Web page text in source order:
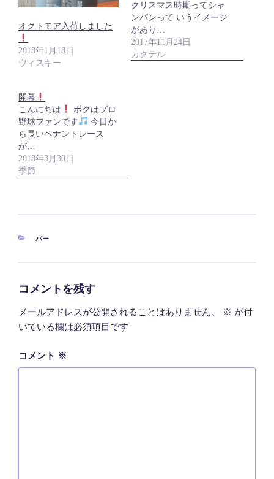
オクトモア入荷しました
2018年1月18日
ウィスキー
クリスマス時期ってシャ
ンパンって いうイメージ
があり…
2017年11月24日
カクテル
開幕
こんにちは
ボクはプロ
野球ファンです
今日か
ら長いペナントレース
が…
2018年3月30日
季節
カ
バー
コメントを残す
メールアドレスが公開されることはありません。 ※ が付
いている欄は必須項目です
コメント ※